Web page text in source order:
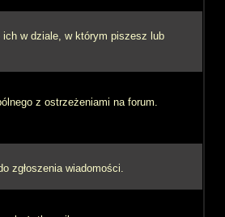
ich w dziale, w którym piszesz lub
z ostrzeżeniami na forum.
zgłoszenia wiadomości.